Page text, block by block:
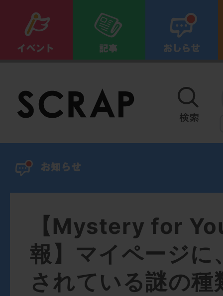
【Mystery for
報】マイページに
されている謎の種